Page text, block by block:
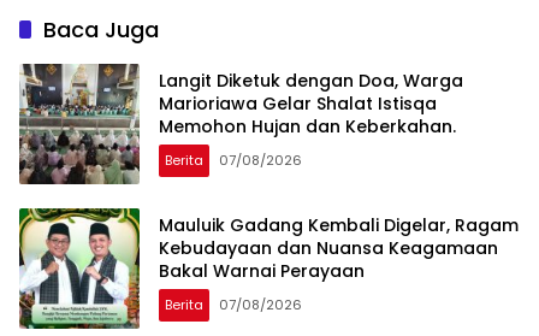
Baca Juga
Langit Diketuk dengan Doa, Warga
Marioriawa Gelar Shalat Istisqa
Memohon Hujan dan Keberkahan.
Berita 07/08/2026
Mauluik Gadang Kembali Digelar, Ragam
Kebudayaan dan Nuansa Keagamaan
Bakal Warnai Perayaan
Berita 07/08/2026